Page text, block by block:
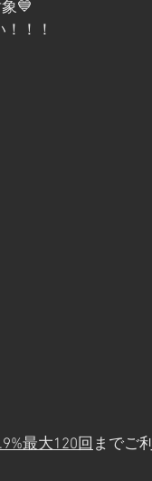
💙
！！
最大120回 までご